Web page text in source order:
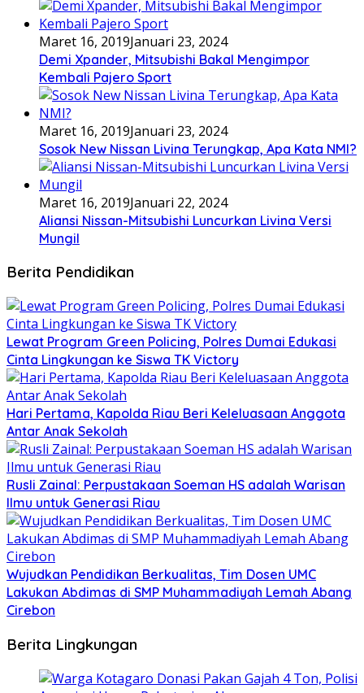
Maret 16, 2019Januari 23, 2024
Demi Xpander, Mitsubishi Bakal Mengimpor
Kembali Pajero Sport
Maret 16, 2019Januari 23, 2024
Sosok New Nissan Livina Terungkap, Apa Kata NMI?
Maret 16, 2019Januari 22, 2024
Aliansi Nissan-Mitsubishi Luncurkan Livina Versi
Mungil
Berita Pendidikan
Lewat Program Green Policing, Polres Dumai Edukasi
Cinta Lingkungan ke Siswa TK Victory
Hari Pertama, Kapolda Riau Beri Keleluasaan Anggota
Antar Anak Sekolah
Rusli Zainal: Perpustakaan Soeman HS adalah Warisan
Ilmu untuk Generasi Riau
Wujudkan Pendidikan Berkualitas, Tim Dosen UMC
Lakukan Abdimas di SMP Muhammadiyah Lemah Abang
Cirebon
Berita Lingkungan